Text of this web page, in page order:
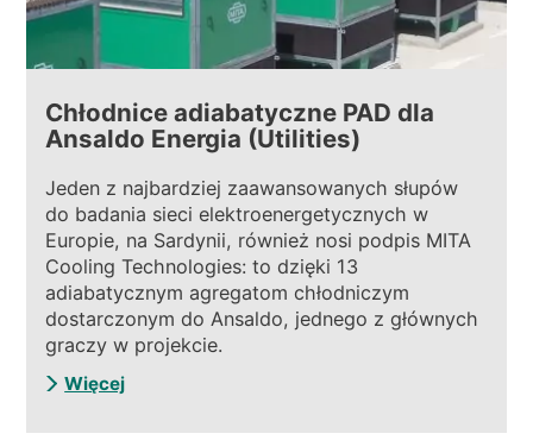
Chłodnice adiabatyczne PAD dla
Ansaldo Energia (Utilities)
Jeden z najbardziej zaawansowanych słupów
do badania sieci elektroenergetycznych w
Europie, na Sardynii, również nosi podpis MITA
Cooling Technologies: to dzięki 13
adiabatycznym agregatom chłodniczym
dostarczonym do Ansaldo, jednego z głównych
graczy w projekcie.
Więcej